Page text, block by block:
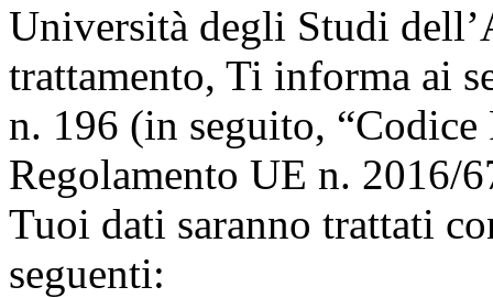
Università degli Studi
trattamento, Ti informa ai
n. 196 (in seguito, “Codice
Regolamento UE n. 2016/
Tuoi dati saranno trattati
seguenti: